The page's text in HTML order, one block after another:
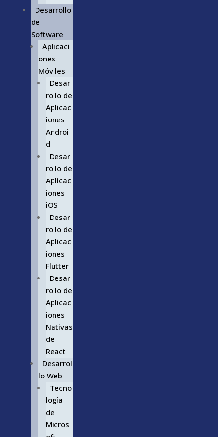
Desarrollo
de
Software
Aplicaci
ones
Móviles
Desar
rollo de
Aplicac
iones
Androi
d
Desar
rollo de
Aplicac
iones
iOS
Desar
rollo de
Aplicac
iones
Flutter
Desar
rollo de
Aplicac
iones
Nativas
de
React
Desarrol
lo Web
Tecno
logía
de
Micros